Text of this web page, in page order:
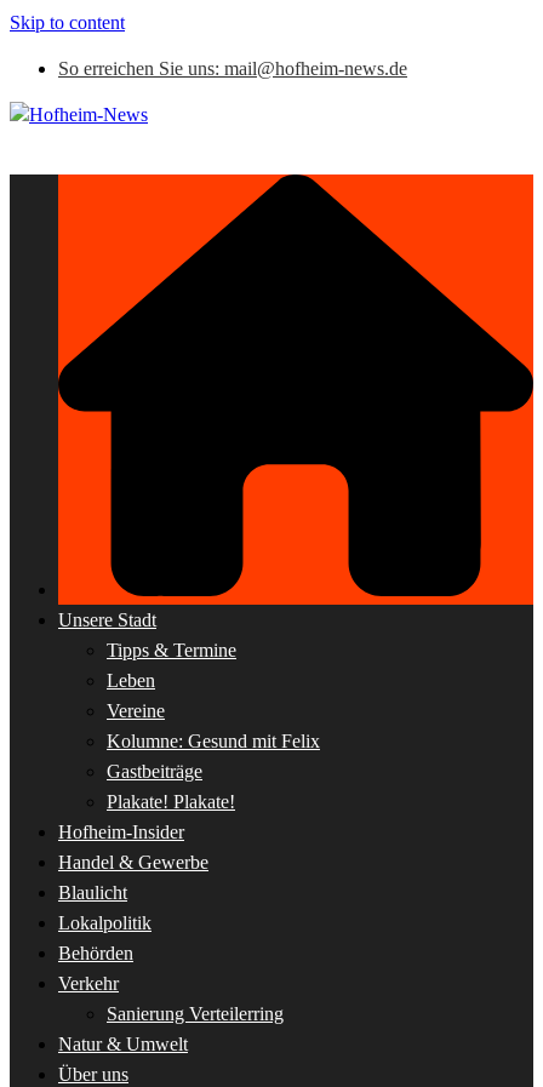
Skip to content
So erreichen Sie uns: mail@hofheim-news.de
Unsere Stadt
Tipps & Termine
Leben
Vereine
Kolumne: Gesund mit Felix
Gastbeiträge
Plakate! Plakate!
Hofheim-Insider
Handel & Gewerbe
Blaulicht
Lokalpolitik
Behörden
Verkehr
Sanierung Verteilerring
Natur & Umwelt
Über uns